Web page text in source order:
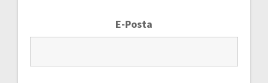
E-Posta